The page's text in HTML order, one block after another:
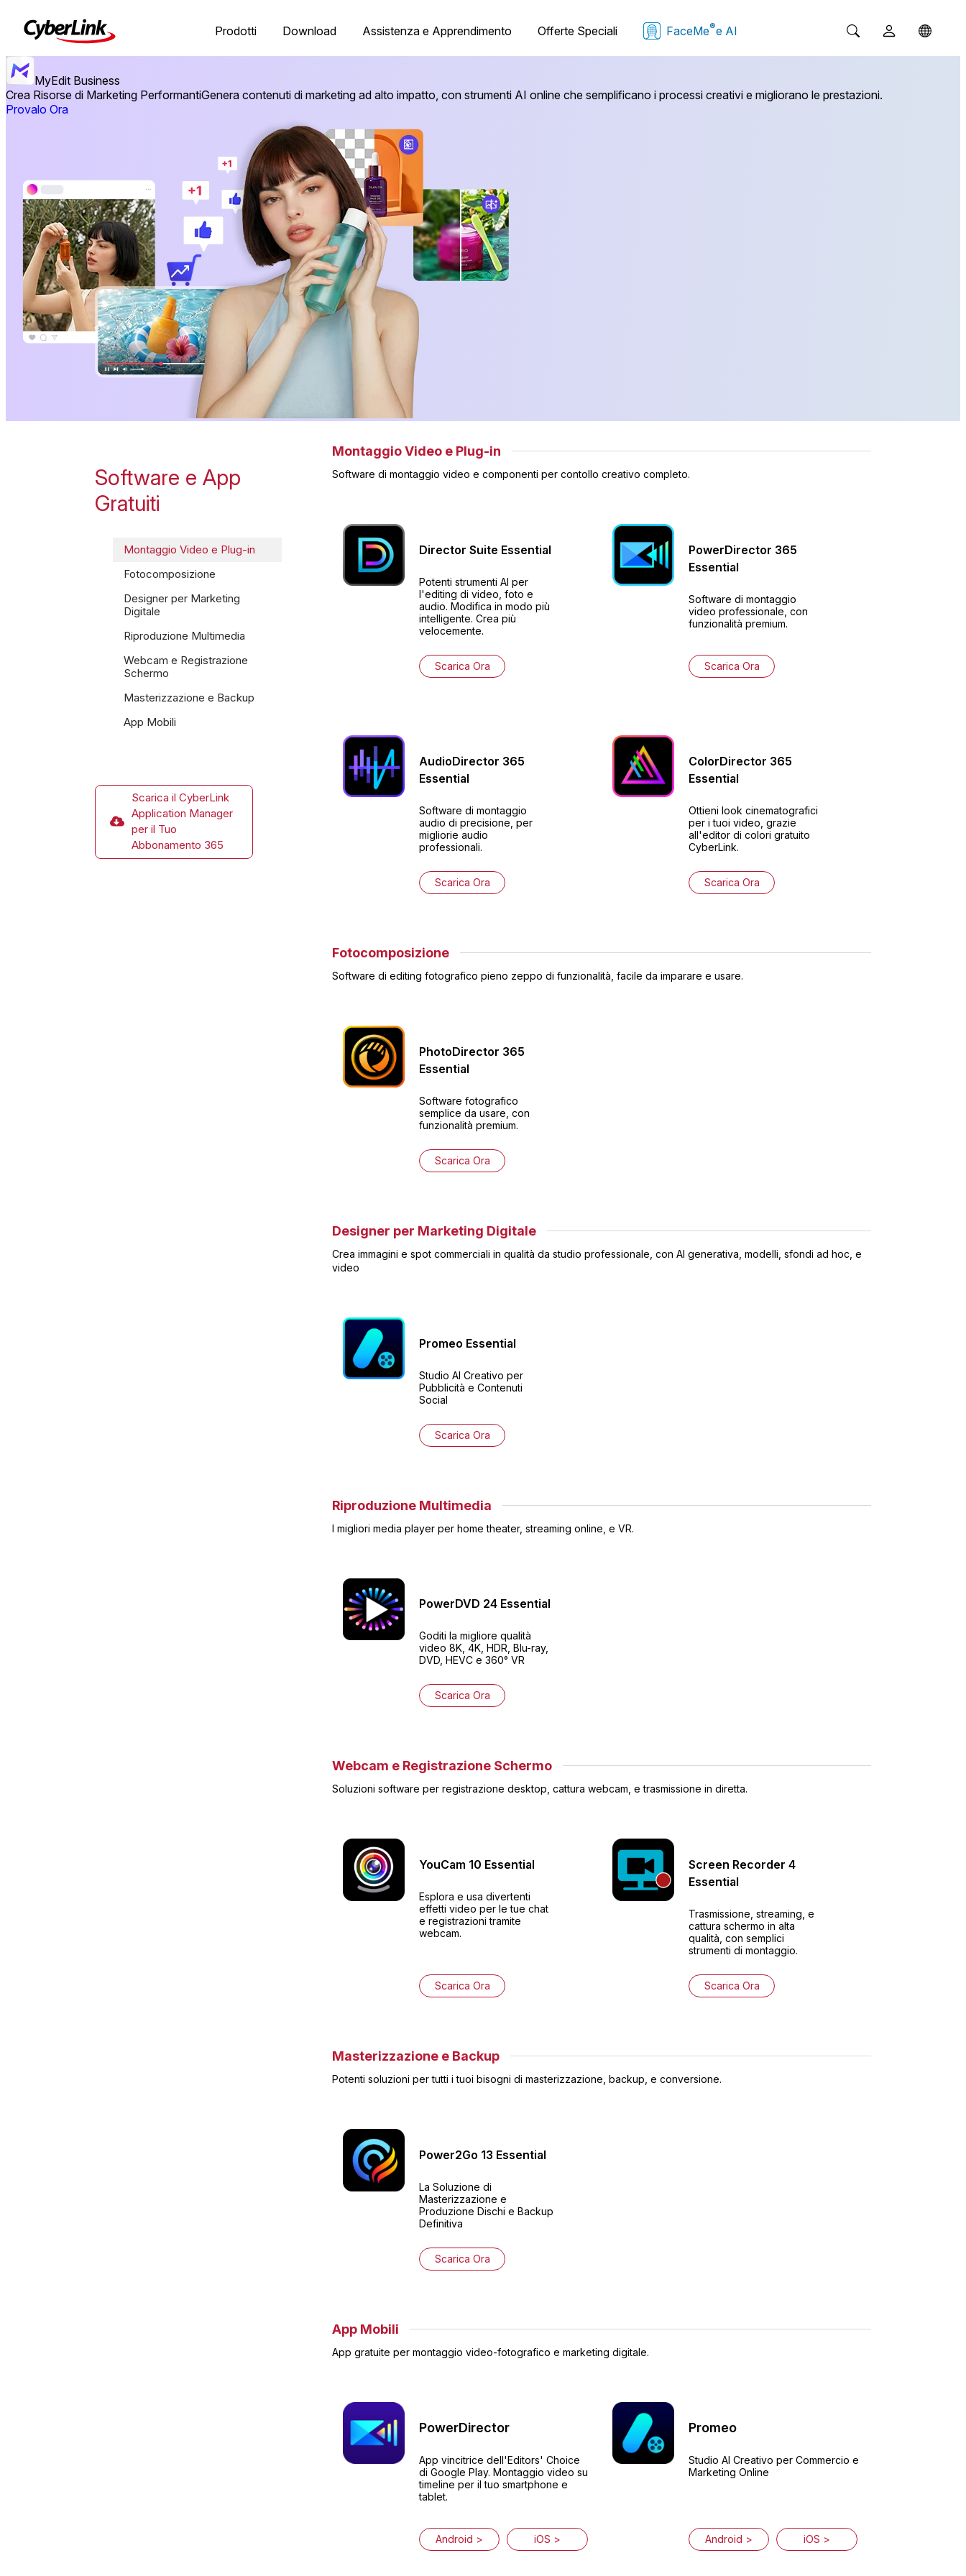
Prodotti Download Assistenza e Apprendimento Offerte Speciali FaceMe®e AI
MyEdit Business
Crea Risorse di Marketing PerformantiGenera contenuti di marketing ad alto impatto, con strumenti AI online che semplificano i processi creativi e migliorano le prestazioni.
Provalo Ora
Software e App
Gratuiti
Montaggio Video e Plug-in
Fotocomposizione
Designer per Marketing
Digitale
Riproduzione Multimedia
Webcam e Registrazione
Schermo
Masterizzazione e Backup
App Mobili
Scarica il CyberLink
Application Manager
per il Tuo
Abbonamento 365
Montaggio Video e Plug-in
Software di montaggio video e componenti per contollo creativo completo.
Director Suite Essential
Potenti strumenti AI per
l'editing di video, foto e
audio. Modifica in modo più
intelligente. Crea più
velocemente.
Scarica Ora
PowerDirector 365
Essential
Software di montaggio
video professionale, con
funzionalità premium.
Scarica Ora
AudioDirector 365
Essential
Software di montaggio
audio di precisione, per
migliorie audio
professionali.
Scarica Ora
ColorDirector 365
Essential
Ottieni look cinematografici
per i tuoi video, grazie
all'editor di colori gratuito
CyberLink.
Scarica Ora
Fotocomposizione
Software di editing fotografico pieno zeppo di funzionalità, facile da imparare e usare.
PhotoDirector 365
Essential
Software fotografico
semplice da usare, con
funzionalità premium.
Scarica Ora
Designer per Marketing Digitale
Crea immagini e spot commerciali in qualità da studio professionale, con AI generativa, modelli, sfondi ad hoc, e
video
Promeo Essential
Studio AI Creativo per
Pubblicità e Contenuti
Social
Scarica Ora
Riproduzione Multimedia
I migliori media player per home theater, streaming online, e VR.
PowerDVD 24 Essential
Goditi la migliore qualità
video 8K, 4K, HDR, Blu-ray,
DVD, HEVC e 360° VR
Scarica Ora
Webcam e Registrazione Schermo
Soluzioni software per registrazione desktop, cattura webcam, e trasmissione in diretta.
YouCam 10 Essential
Esplora e usa divertenti
effetti video per le tue chat
e registrazioni tramite
webcam.
Scarica Ora
Screen Recorder 4
Essential
Trasmissione, streaming, e
cattura schermo in alta
qualità, con semplici
strumenti di montaggio.
Scarica Ora
Masterizzazione e Backup
Potenti soluzioni per tutti i tuoi bisogni di masterizzazione, backup, e conversione.
Power2Go 13 Essential
La Soluzione di
Masterizzazione e
Produzione Dischi e Backup
Definitiva
Scarica Ora
App Mobili
App gratuite per montaggio video-fotografico e marketing digitale.
PowerDirector
App vincitrice dell'Editors' Choice
di Google Play. Montaggio video su
timeline per il tuo smartphone e
tablet.
Android > iOS >
Promeo
Studio AI Creativo per Commercio e
Marketing Online
Android > iOS >